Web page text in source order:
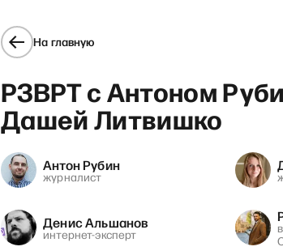
На главную
РЗВРТ с Антоном
Дашей Литвишко
Антон Рубин
журналист
Денис Альшанов
интернет-эксперт
Фрагмент РЗВРТ /